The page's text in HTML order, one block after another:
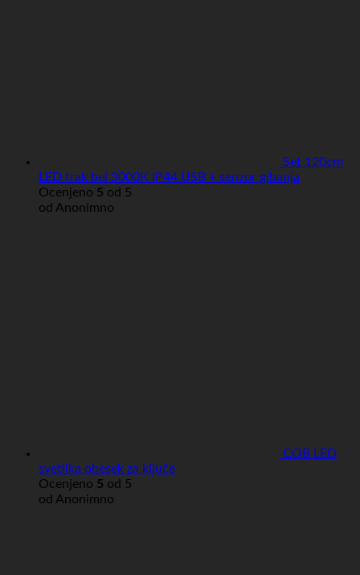
Set 120cm
LED trak bel 3000K IP44 USB + senzor gibanja
Ocenjeno 5 od 5
od Anonimno
COB LED
svetilka obesek za ključe
Ocenjeno 5 od 5
od Anonimno